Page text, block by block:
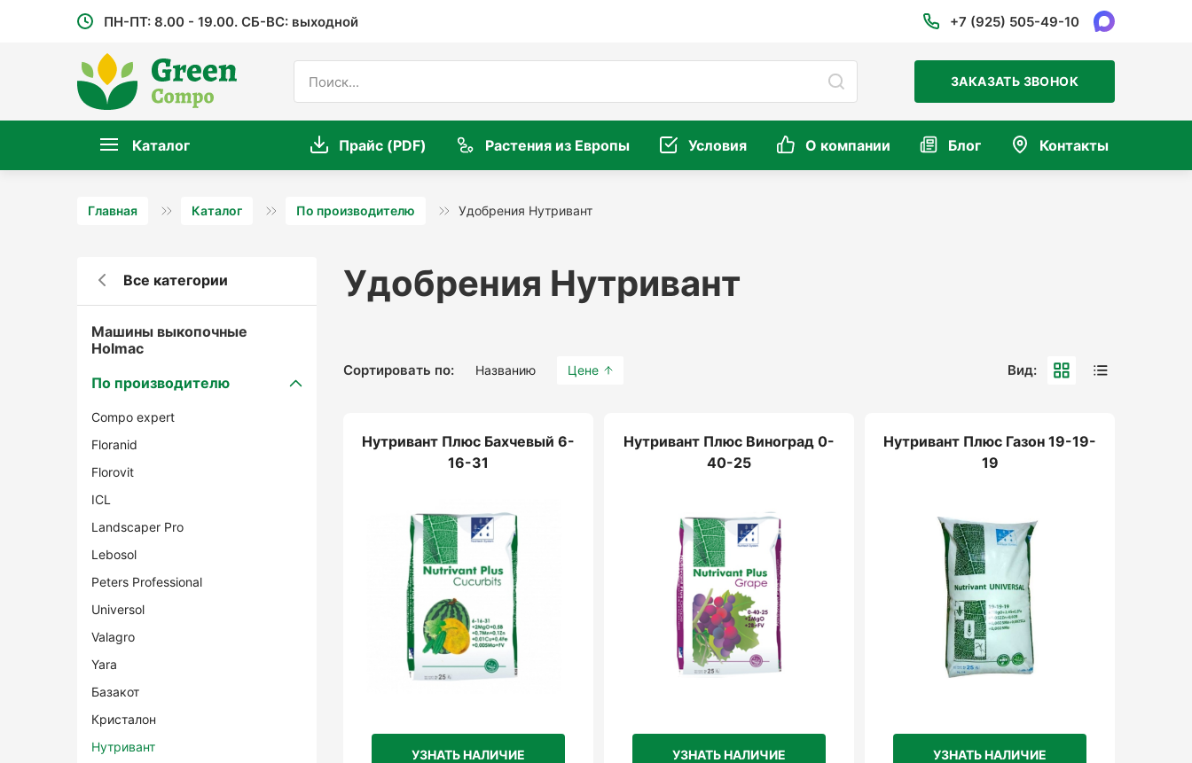
ПН-ПТ: 8.00 - 19.00. СБ-ВС: выходной +7 (925) 505-49-10
ЗАКАЗАТЬ ЗВОНОК
Каталог Прайс (PDF) Растения из Европы Условия О компании Блог Контакты
Главная Каталог По производителю Удобрения Нутривант
Все категории
Машины выкопочные
Holmac
По производителю
Compo expert
Floranid
Florovit
ICL
Landscaper Pro
Lebosol
Peters Professional
Universol
Valagro
Yara
Базакот
Кристалон
Нутривант
Удобрения Нутривант
Сортировать по: Названию Цене Вид:
Нутривант Плюс Бахчевый 6-
16-31
УЗНАТЬ НАЛИЧИЕ
Нутривант Плюс Виноград 0-
40-25
УЗНАТЬ НАЛИЧИЕ
Нутривант Плюс Газон 19-19-
19
УЗНАТЬ НАЛИЧИЕ